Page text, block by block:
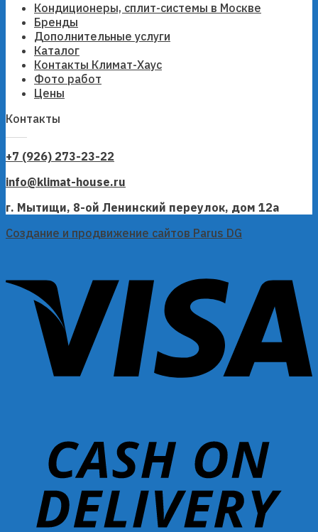
Кондиционеры, сплит-системы в Москве
Бренды
Дополнительные услуги
Каталог
Контакты Климат-Хаус
Фото работ
Цены
Контакты
+7 (926) 273-23-22
info@klimat-house.ru
г. Мытищи, 8-ой Ленинский переулок, дом 12а
Создание и продвижение сайтов Parus DG